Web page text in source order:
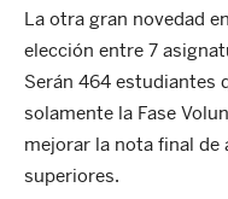
La otra gran novedad
elección entre 7
Serán 464 estudiantes
solamente la Fase
mejorar la nota final
superiores.